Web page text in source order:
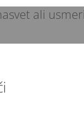
ali